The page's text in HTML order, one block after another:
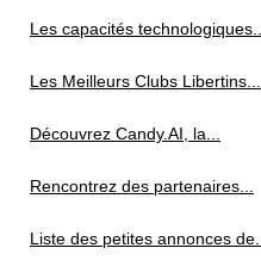
Les capacités technologiques...
Les Meilleurs Clubs Libertins...
Découvrez Candy.AI, la...
Rencontrez des partenaires...
Liste des petites annonces de...